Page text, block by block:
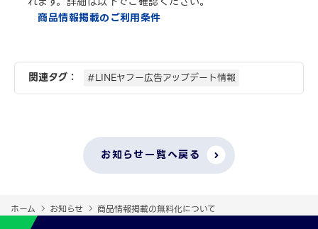
商品情報掲載のご利用条件
関連タグ： #LINEヤフー広告アップデート情報
お知らせ一覧へ戻る
ホーム お知らせ 商品情報掲載の無料化について